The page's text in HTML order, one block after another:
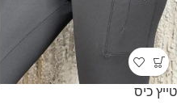
טייץ כיס